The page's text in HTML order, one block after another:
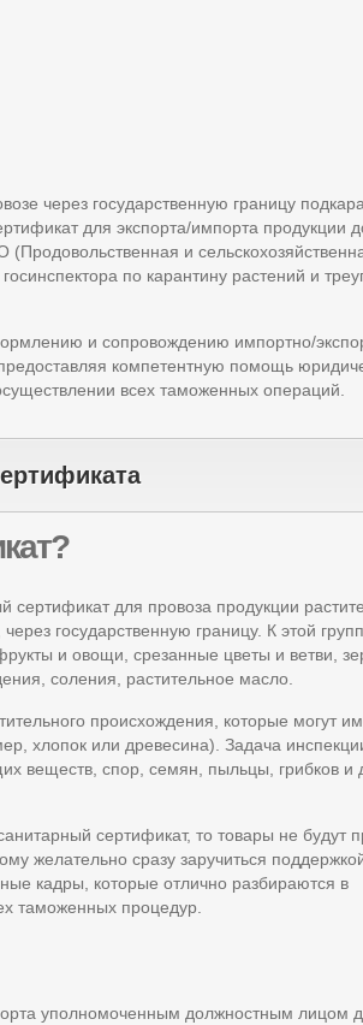
через государственную границу
для экспорта/импорта продукции
и
по карантину растений и
и сопровождению импортно/
компетентную помощь
всех таможенных операций.
сертификат для провоза продукции
государственную границу. К этой
и овощи, срезанные цветы и ветви,
соления, растительное масло.
происхождения, которые могут
хлопок или древесина). Задача
веществ, спор, семян, пыльцы, грибков и
сертификат, то товары не будут
желательно сразу заручиться
кадры, которые отлично разбираются в
таможенных процедур.
уполномоченным должностным лицом